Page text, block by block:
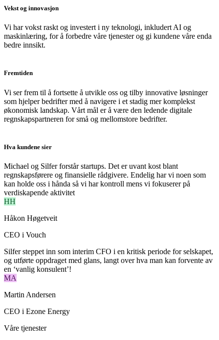
Vekst og innovasjon
Vi har vokst raskt og investert i ny teknologi, inkludert AI og
maskinlæring, for å forbedre våre tjenester og gi kundene våre enda
bedre innsikt.
Fremtiden
Vi ser frem til å fortsette å utvikle oss og tilby innovative løsninger
som hjelper bedrifter med å navigere i et stadig mer komplekst
økonomisk landskap. Vårt mål er å være den ledende digitale
regnskapspartneren for små og mellomstore bedrifter.
Hva kundene sier
Michael og Silfer forstår startups. Det er uvant kost blant
regnskapsførere og finansielle rådgivere. Endelig har vi noen som
kan holde oss i hånda så vi har kontroll mens vi fokuserer på
verdiskapende aktivitet
HH
Håkon Høgetveit
CEO i Vouch
Silfer steppet inn som interim CFO i en kritisk periode for selskapet,
og utførte oppdraget med glans, langt over hva man kan forvente av
en ‘vanlig konsulent’!
MA
Martin Andersen
CEO i Ezone Energy
Våre tjenester